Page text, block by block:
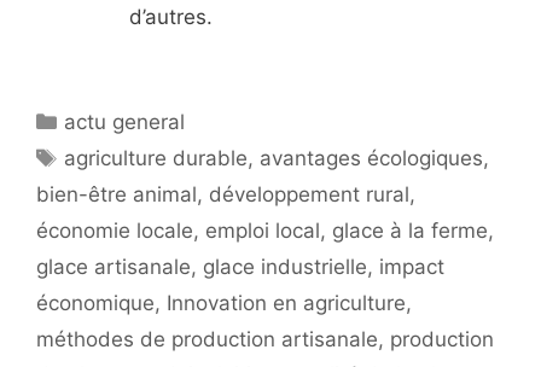
d’autres.
Catégories
actu general
Étiquettes
agriculture durable, avantages écologiques,
bien-être animal, développement rural,
économie locale, emploi local, glace à la ferme,
glace artisanale, glace industrielle, impact
économique, Innovation en agriculture,
méthodes de production artisanale, production